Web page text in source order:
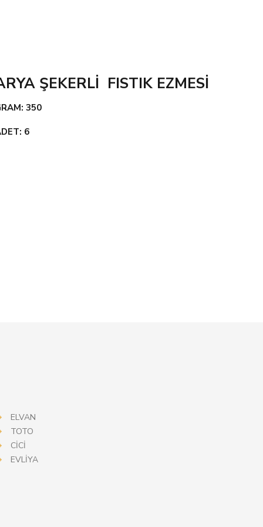
ŞEKERLİ FISTIK EZMESİ
350
6
ELVAN
TOTO
CİCİ
EVLİYA